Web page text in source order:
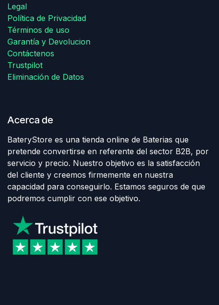
Legal
Política de Privacidad
Términos de uso
Garantía y Devolucion
Contáctenos
Trustpilot
Eliminación de Datos
Acerca de
BateryStore es una tienda online de Baterias que
pretende convertirse en referente del sector B2B, por
servicio y precio. Nuestro objetivo es la satisfacción
del cliente y creemos firmemente en nuestra
capacidad para conseguirlo. Estamos seguros de que
podremos cumplir con ese objetivo.